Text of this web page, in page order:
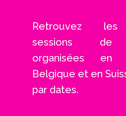
Retrouvez les
sessions de
organisées en
Belgique et en
par dates.